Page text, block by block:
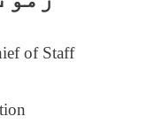
of Staff